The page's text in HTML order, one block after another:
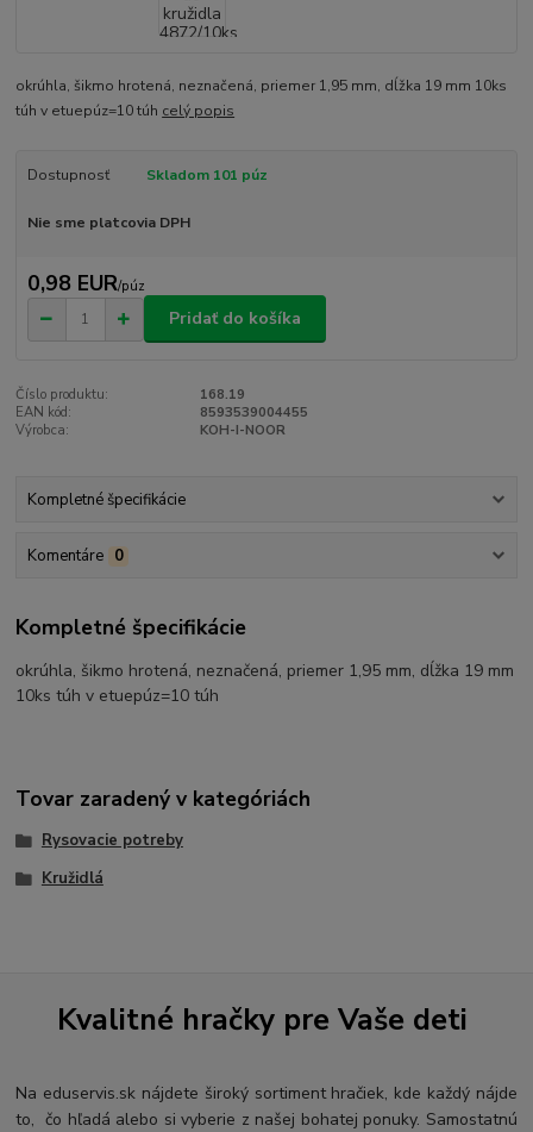
okrúhla, šikmo hrotená, neznačená, priemer 1,95 mm, dĺžka 19 mm 10ks
túh v etuepúz=10 túh celý popis
Dostupnosť Skladom 101 púz
Nie sme platcovia DPH
0,98 EUR/púz
Pridať do košíka
Číslo produktu:
168.19
EAN kód:
8593539004455
Výrobca:
KOH-I-NOOR
Kompletné špecifikácie
Komentáre 0
Kompletné špecifikácie
okrúhla, šikmo hrotená, neznačená, priemer 1,95 mm, dĺžka 19 mm
10ks túh v etuepúz=10 túh
Tovar zaradený v kategóriách
Rysovacie potreby
Kružidlá
Kvalitné hračky pre Vaše deti
Na eduservis.sk nájdete široký sortiment hračiek, kde každý nájde
to, čo hľadá alebo si vyberie z našej bohatej ponuky. Samostatnú